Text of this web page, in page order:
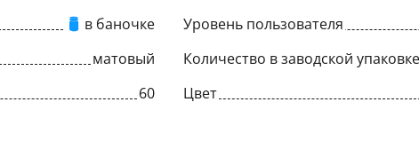
в баночке Уровень пользователя
матовый Количество в заводской упаковке
60 Цвет